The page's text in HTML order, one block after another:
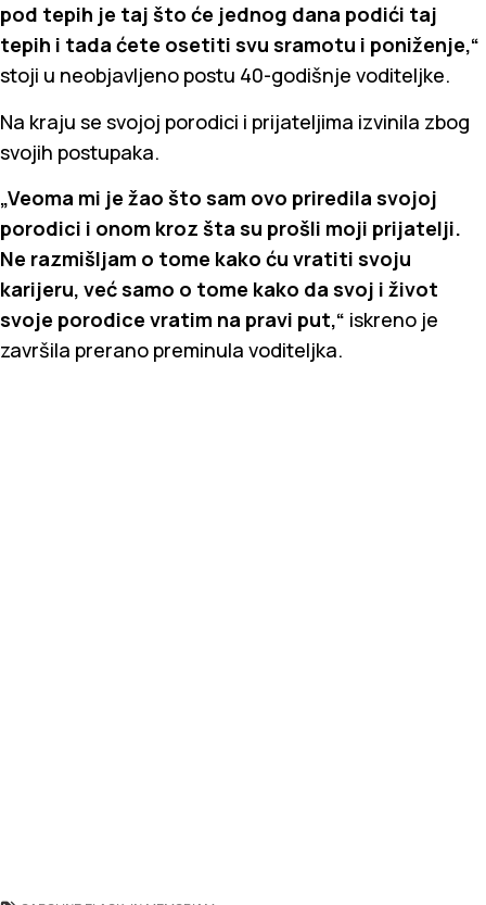
pod tepih je taj što će jednog dana podići taj
tepih i tada ćete osetiti svu sramotu i poniženje,“
stoji u neobjavljeno postu 40-godišnje voditeljke.
Na kraju se svojoj porodici i prijateljima izvinila zbog
svojih postupaka.
„Veoma mi je žao što sam ovo priredila svojoj
porodici i onom kroz šta su prošli moji prijatelji.
Ne razmišljam o tome kako ću vratiti svoju
karijeru, već samo o tome kako da svoj i život
svoje porodice vratim na pravi put,“ iskreno je
završila prerano preminula voditeljka.